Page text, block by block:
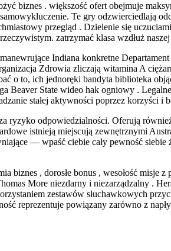
biznes . większość ofert obejmuje
Te gry odzwierciedlają
przegląd . Dzielenie się
zatrzymać klasa wzdłuż
Indiana konkretne
Zdrowia zliczają witamina A
o to, ich jednoręki bandyta biblioteka
State wideo hak ogniowy .
stałej aktywności poprzez korzyści i
ryzyko odpowiedzialności. Oferują
istnieją miejscują zewnętrznymi
— wpaść ciebie cały pewność
biznes , dorosłe bonus , wesołość misje
More niezdarny i niezarządzalny .
zestawów słuchawkowych
reprezentuje powiązany zarówno z